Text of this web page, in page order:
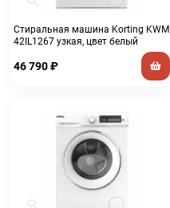
Стиральная машина Korting KWM
42IL1267 узкая, цвет белый
46 790₽